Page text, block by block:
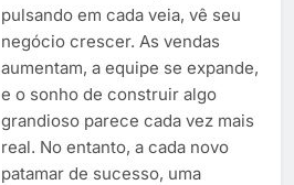
pulsando em cada veia, vê seu
negócio crescer. As vendas
aumentam, a equipe se expande,
e o sonho de construir algo
grandioso parece cada vez mais
real. No entanto, a cada novo
patamar de sucesso, uma